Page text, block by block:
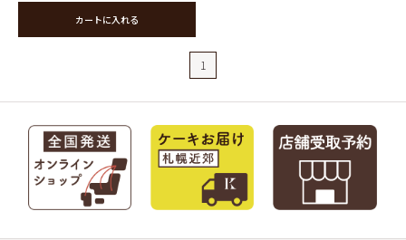
カートに入れる
1